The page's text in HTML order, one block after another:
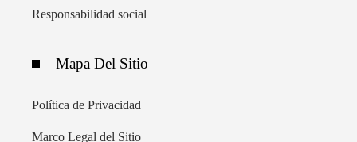
Responsabilidad social
Mapa Del Sitio
Política de Privacidad
Marco Legal del Sitio